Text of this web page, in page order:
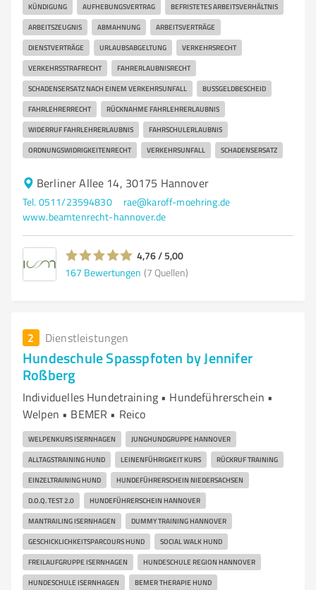
KÜNDIGUNG AUFHEBUNGSVERTRAG BEFRISTETES ARBEITSVERHÄLTNIS
ARBEITSZEUGNIS ABMAHNUNG ARBEITSVERTRÄGE
DIENSTVERTRÄGE URLAUBSABGELTUNG VERKEHRSRECHT
VERKEHRSSTRAFRECHT FAHRERLAUBNISRECHT
SCHADENSERSATZ NACH EINEM VERKEHRSUNFALL BUSSGELDBESCHEID
FAHRLEHRERRECHT RÜCKNAHME FAHRLEHRERLAUBNIS
WIDERRUF FAHRLEHRERLAUBNIS FAHRSCHULERLAUBNIS
ORDNUNGSWIDRIGKEITENRECHT VERKEHRSUNFALL SCHADENSERSATZ
Berliner Allee 14, 30175 Hannover
Tel. 0511/23594830
rae@karoff-moehring.de
www.beamtenrecht-hannover.de
4,76 / 5,00
167 Bewertungen (7 Quellen)
2 Dienstleistungen
Hundeschule Spasspfoten by Jennifer
Roßberg
Individuelles Hundetraining • Hundeführerschein •
Welpen • BEMER • Reico
WELPENKURS ISERNHAGEN JUNGHUNDGRUPPE HANNOVER
ALLTAGSTRAINING HUND LEINENFÜHRIGKEIT KURS RÜCKRUF TRAINING
EINZELTRAINING HUND HUNDEFÜHRERSCHEIN NIEDERSACHSEN
D.O.Q. TEST 2.0 HUNDEFÜHRERSCHEIN HANNOVER
MANTRAILING ISERNHAGEN DUMMY TRAINING HANNOVER
GESCHICKLICHKEITSPARCOURS HUND SOCIAL WALK HUND
FREILAUFGRUPPE ISERNHAGEN HUNDESCHULE REGION HANNOVER
HUNDESCHULE ISERNHAGEN BEMER THERAPIE HUND